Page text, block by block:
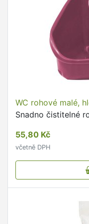
WC rohové malé,
Snadno čistitelné
55,80 Kč
včetně DPH